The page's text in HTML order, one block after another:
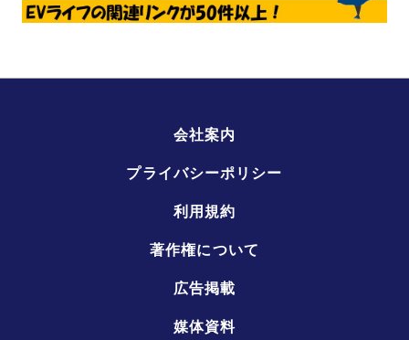
会社案内
プライバシーポリシー
利用規約
著作権について
広告掲載
媒体資料